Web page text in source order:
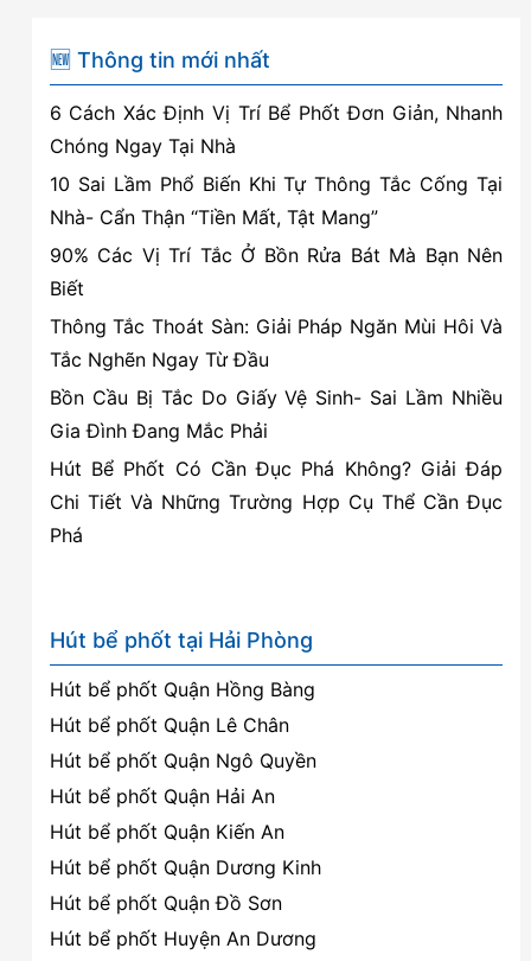
chế
nguy
cơ
gây
hại
cho
sức
khỏe
🆕 Thông tin mới nhất
6 Cách Xác Định Vị Trí Bể Phốt Đơn Giản, Nhanh
Chóng Ngay Tại Nhà
10 Sai Lầm Phổ Biến Khi Tự Thông Tắc Cống Tại
Nhà- Cẩn Thận “Tiền Mất, Tật Mang”
90% Các Vị Trí Tắc Ở Bồn Rửa Bát Mà Bạn Nên
Biết
Thông Tắc Thoát Sàn: Giải Pháp Ngăn Mùi Hôi Và
Tắc Nghẽn Ngay Từ Đầu
Bồn Cầu Bị Tắc Do Giấy Vệ Sinh- Sai Lầm Nhiều
Gia Đình Đang Mắc Phải
Hút Bể Phốt Có Cần Đục Phá Không? Giải Đáp
Chi Tiết Và Những Trường Hợp Cụ Thể Cần Đục
Phá
Hút bể phốt tại Hải Phòng
Hút bể phốt Quận Hồng Bàng
Hút bể phốt Quận Lê Chân
Hút bể phốt Quận Ngô Quyền
Hút bể phốt Quận Hải An
Hút bể phốt Quận Kiến An
Hút bể phốt Quận Dương Kinh
Hút bể phốt Quận Đồ Sơn
Hút bể phốt Huyện An Dương